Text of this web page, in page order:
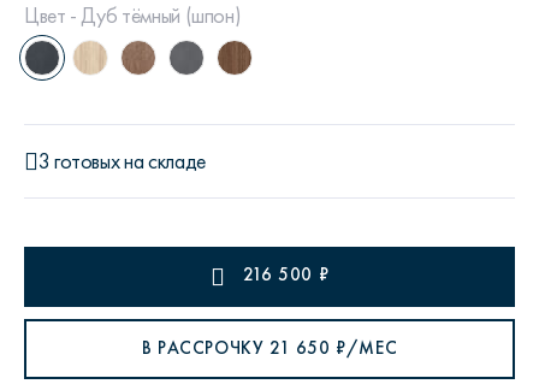
Цвет - Дуб тёмный (шпон)
3 готовых на складе
216 500 ₽
В РАССРОЧКУ 21 650 ₽/МЕС